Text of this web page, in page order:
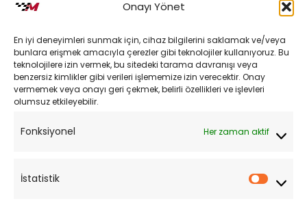
Onayı Yönet
En iyi deneyimleri sunmak için, cihaz bilgilerini saklamak ve/veya
bunlara erişmek amacıyla çerezler gibi teknolojiler kullanıyoruz. Bu
teknolojilere izin vermek, bu sitedeki tarama davranışı veya
benzersiz kimlikler gibi verileri işlememize izin verecektir. Onay
vermemek veya onayı geri çekmek, belirli özellikleri ve işlevleri
olumsuz etkileyebilir.
Fonksiyonel Her zaman aktif
İstatistik
Kişisel Verilerin Korunması
Mesafeli Satış Sözleşmesi
YARDIM
Sipariş Takibi